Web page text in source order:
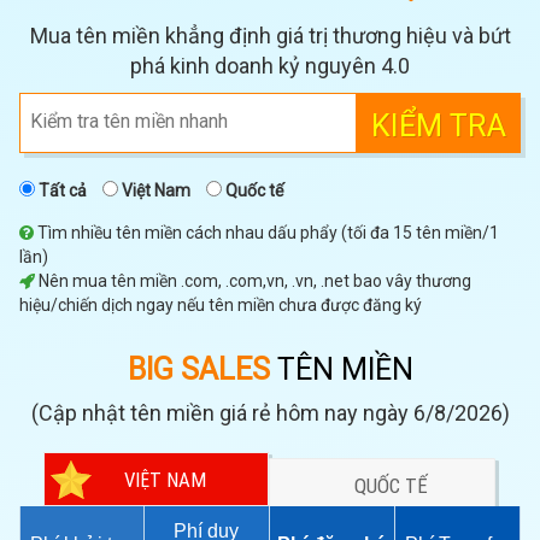
Mua tên miền khẳng định giá trị thương hiệu và bứt
phá kinh doanh kỷ nguyên 4.0
KIỂM TRA
Tất cả Việt Nam Quốc tế
Tìm nhiều tên miền cách nhau dấu phẩy (tối đa 15 tên miền/1
lần)
Nên mua tên miền .com, .com,vn, .vn, .net bao vây thương
hiệu/chiến dịch ngay nếu tên miền chưa được đăng ký
BIG SALESTÊN MIỀN
(Cập nhật tên miền giá rẻ hôm nay ngày 6/8/2026)
VIỆT NAM QUỐC TẾ
Phí duy